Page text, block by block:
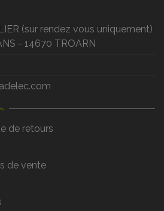
(sur rendez vous uniquement)
- 14670 TROARN
de retours
de vente